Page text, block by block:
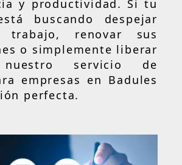
y productividad. Si tu
buscando despejar
trabajo, renovar sus
o simplemente liberar
nuestro servicio de
empresas en Badules
perfecta.